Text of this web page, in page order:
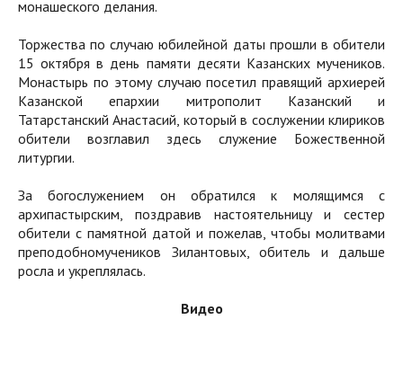
монашеского делания.
Торжества по случаю юбилейной даты прошли в обители
15 октября в день памяти десяти Казанских мучеников.
Монастырь по этому случаю посетил правящий архиерей
Казанской епархии митрополит Казанский и
Татарстанский Анастасий, который в сослужении клириков
обители возглавил здесь служение Божественной
литургии.
За богослужением он обратился к молящимся с
архипастырским, поздравив настоятельницу и сестер
обители с памятной датой и пожелав, чтобы молитвами
преподобномучеников Зилантовых, обитель и дальше
росла и укреплялась.
Видео